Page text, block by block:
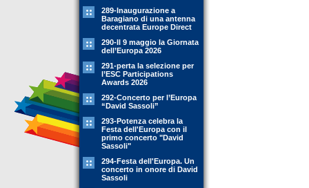
289-Inaugurazione a
Baragiano di una antenna
decentrata Europe Direct
290-Il 9 maggio la Giornata
dell’Europa 2026
291-perta la selezione per
l’ESC Participations
Awards 2026
292-Concerto per l’Europa
“David Sassoli”
293-Potenza celebra la
Festa dell'Europa con il
primo concerto "David
Sassoli"
294-Festa dell'Europa. Un
concerto in onore di David
Sassoli